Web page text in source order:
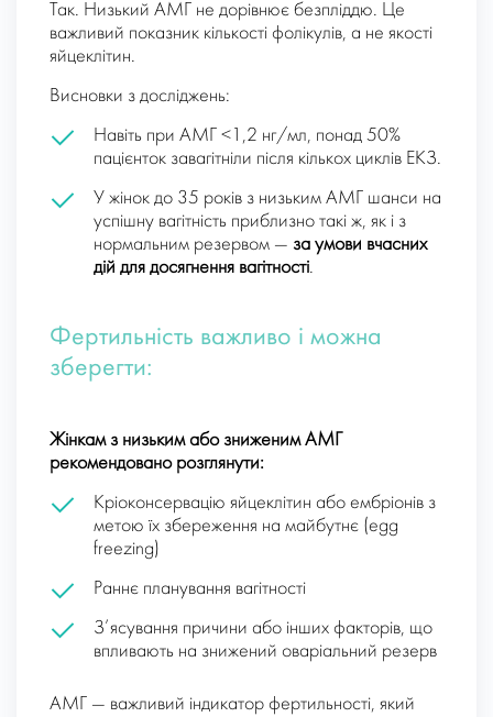
Так. Низький AMГ не дорівнює безпліддю. Це
важливий показник кількості фолікулів, а не якості
яйцеклітин.
Висновки з досліджень:
Навіть при АМГ <1,2 нг/мл, понад 50%
пацієнток завагітніли після кількох циклів ЕКЗ.
У жінок до 35 років з низьким АМГ шанси на
успішну вагітність приблизно такі ж, як і з
нормальним резервом — за умови вчасних
дій для досягнення вагітності.
Фертильність важливо і можна
зберегти:
Жінкам з низьким або зниженим АМГ
рекомендовано розглянути:
Кріоконсервацію яйцеклітин або ембріонів з
метою їх збереження на майбутнє (egg
freezing)
Раннє планування вагітності
З’ясування причини або інших факторів, що
впливають на знижений оваріальний резерв
АМГ — важливий індикатор фертильності, який